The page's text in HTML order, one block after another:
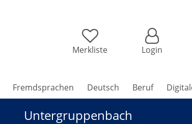
Merkliste Login
Fremdsprachen Deutsch Beruf
Untergruppenbach